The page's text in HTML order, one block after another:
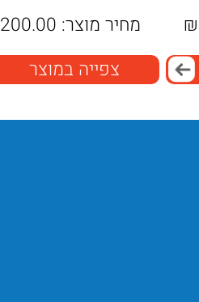
₪ מחיר מוצר: 200.00
צפייה במוצר